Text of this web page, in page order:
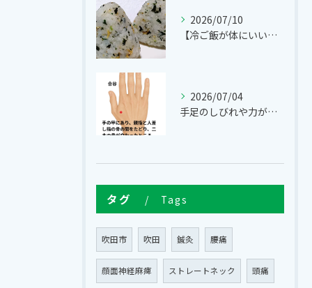
2026/07/10
【冷ご飯が体にいいって本当？🍚】
2026/07/04
手足のしびれや力が入らない…それはギラン・バレー症候群かもし...
タグ Tags
吹田市 吹田 鍼灸 腰痛
顔面神経麻痺 ストレートネック 頭痛